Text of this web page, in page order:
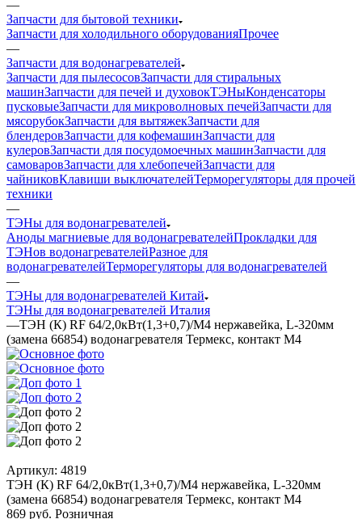
—
Запчасти для бытовой техники
Запчасти для холодильного оборудованияПрочее
—
Запчасти для водонагревателей
Запчасти для пылесосовЗапчасти для стиральных
машинЗапчасти для печей и духовокТЭНыКонденсаторы
пусковыеЗапчасти для микроволновых печейЗапчасти для
мясорубокЗапчасти для вытяжекЗапчасти для
блендеровЗапчасти для кофемашинЗапчасти для
кулеровЗапчасти для посудомоечных машинЗапчасти для
самоваровЗапчасти для хлебопечейЗапчасти для
чайниковКлавиши выключателейТерморегуляторы для прочей
техники
—
ТЭНы для водонагревателей
Аноды магниевые для водонагревателейПрокладки для
ТЭНов водонагревателейРазное для
водонагревателейТерморегуляторы для водонагревателей
—
ТЭНы для водонагревателей Китай
ТЭНы для водонагревателей Италия
—ТЭН (К) RF 64/2,0кВт(1,3+0,7)/М4 нержавейка, L-320мм
(замена 66854) водонагревателя Термекс, контакт М4
Артикул: 4819
ТЭН (К) RF 64/2,0кВт(1,3+0,7)/М4 нержавейка, L-320мм
(замена 66854) водонагревателя Термекс, контакт М4
869 руб. Розничная